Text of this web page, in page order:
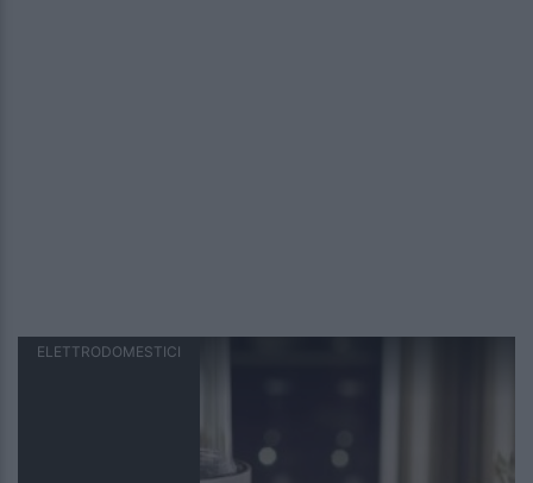
ELETTRODOMESTICI